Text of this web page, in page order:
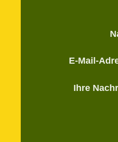
E-Mail-
Ihre